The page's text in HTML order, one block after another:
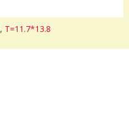
, T=11.7*13.8